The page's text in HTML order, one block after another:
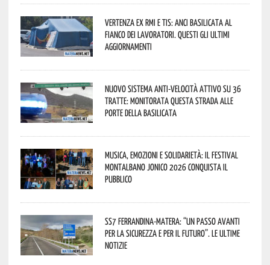
Vertenza ex RMI e TIS: ANCI Basilicata al
fianco dei lavoratori. Questi gli ultimi
aggiornamenti
Nuovo sistema anti-velocità attivo su 36
tratte: monitorata questa strada alle
porte della Basilicata
Musica, emozioni e solidarietà: il Festival
Montalbano Jonico 2026 conquista il
pubblico
SS7 Ferrandina-Matera: “Un passo avanti
per la sicurezza e per il futuro”. Le ultime
notizie